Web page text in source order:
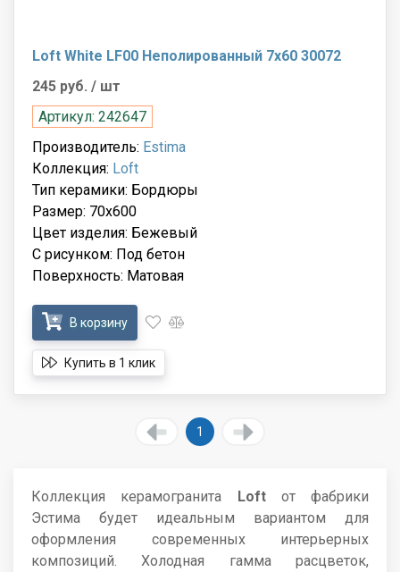
Loft White LF00 Неполированный 7x60 30072
245 руб. / шт
Артикул: 242647
Производитель: Estima
Коллекция: Loft
Тип керамики: Бордюры
Размер: 70x600
Цвет изделия: Бежевый
С рисунком: Под бетон
Поверхность: Матовая
В корзину
Купить в 1 клик
1
Коллекция керамогранита Loftот фабрики
Эстима будет идеальным вариантом для
оформления современных интерьерных
композиций. Холодная гамма расцветок,